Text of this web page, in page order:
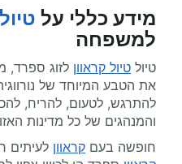
מידע כללי על
למשפחה
טיול טיול קראוון לזוג
את הטבע המיוחד של
להתרגש, לטעום, להריח,
והמנהגים של כל מדינות
חופשה בעם קראוון לעיתים